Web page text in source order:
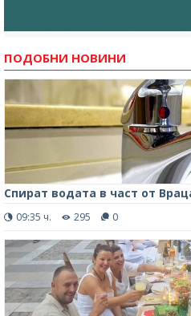
ПОДОБНИ НОВИНИ
Спират водата в част от
09:35 ч. 295 0